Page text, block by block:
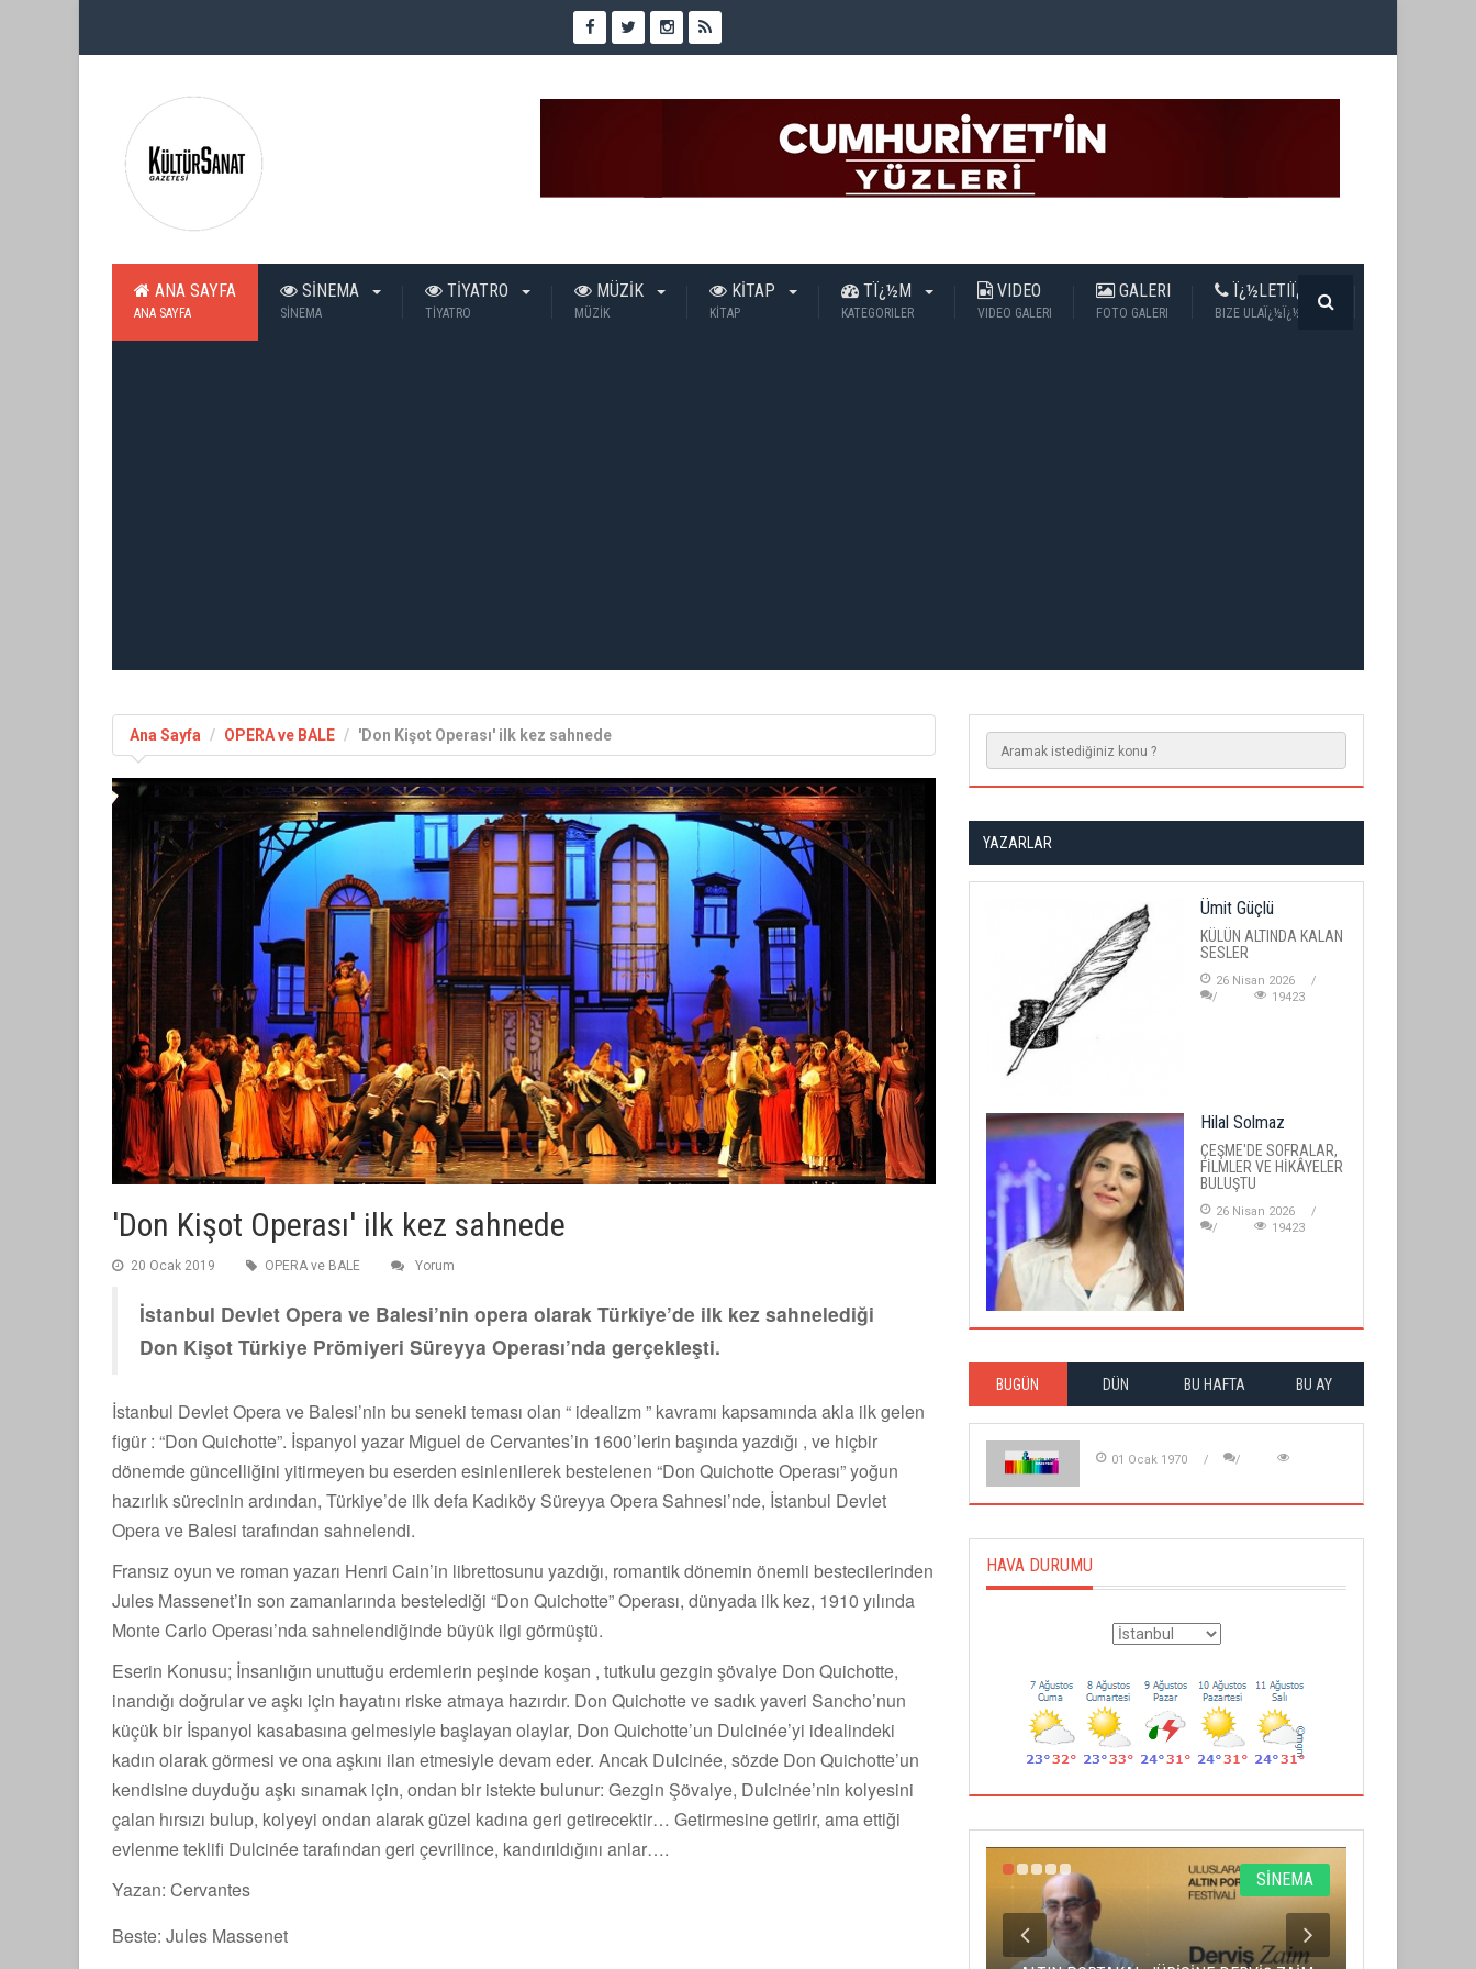
ANA SAYFA
ANA SAYFA
SİNEMA
SİNEMA
TİYATRO
TİYATRO
MÜZİK
MÜZİK
KİTAP
KİTAP
TÏ¿½M
KATEGORILER
VIDEO
VIDEO GALERI
GALERI
FOTO GALERI
Ï¿½LETIÏ¿½IM
BIZE ULAÏ¿½Ï¿½N
Ana Sayfa OPERA ve BALE 'Don Kişot Operası' ilk kez sahnede
'Don Kişot Operası' ilk kez sahnede
20 Ocak 2019 OPERA ve BALE Yorum
İstanbul Devlet Opera ve Balesi’nin opera olarak Türkiye’de ilk kez sahnelediği
Don Kişot Türkiye Prömiyeri Süreyya Operası’nda gerçekleşti.
İstanbul Devlet Opera ve Balesi’nin bu seneki teması olan “ idealizm ” kavramı kapsamında akla ilk gelen
figür : “Don Quichotte”. İspanyol yazar Miguel de Cervantes’in 1600’lerin başında yazdığı , ve hiçbir
dönemde güncelliğini yitirmeyen bu eserden esinlenilerek bestelenen “Don Quichotte Operası” yoğun
hazırlık sürecinin ardından, Türkiye’de ilk defa Kadıköy Süreyya Opera Sahnesi’nde, İstanbul Devlet
Opera ve Balesi tarafından sahnelendi.
Fransız oyun ve roman yazarı Henri Cain’in librettosunu yazdığı, romantik dönemin önemli bestecilerinden
Jules Massenet’in son zamanlarında bestelediği “Don Quichotte” Operası, dünyada ilk kez, 1910 yılında
Monte Carlo Operası’nda sahnelendiğinde büyük ilgi görmüştü.
Eserin Konusu; İnsanlığın unuttuğu erdemlerin peşinde koşan , tutkulu gezgin şövalye Don Quichotte,
inandığı doğrular ve aşkı için hayatını riske atmaya hazırdır. Don Quichotte ve sadık yaveri Sancho’nun
küçük bir İspanyol kasabasına gelmesiyle başlayan olaylar, Don Quichotte’un Dulcinée’yi idealindeki
kadın olarak görmesi ve ona aşkını ilan etmesiyle devam eder. Ancak Dulcinée, sözde Don Quichotte’un
kendisine duyduğu aşkı sınamak için, ondan bir istekte bulunur: Gezgin Şövalye, Dulcinée’nin kolyesini
çalan hırsızı bulup, kolyeyi ondan alarak güzel kadına geri getirecektir… Getirmesine getirir, ama ettiği
evlenme teklifi Dulcinée tarafından geri çevrilince, kandırıldığını anlar….
Yazan: Cervantes
Beste: Jules Massenet
YAZARLAR
Ümit Güçlü
KÜLÜN ALTINDA KALAN
SESLER
26 Nisan 2026
19423
Hilal Solmaz
ÇEŞME'DE SOFRALAR,
FİLMLER VE HİKÂYELER
BULUŞTU
26 Nisan 2026
19423
BUGÜN DÜN BU HAFTA BU AY
01 Ocak 1970
HAVA DURUMU
SİNEMA